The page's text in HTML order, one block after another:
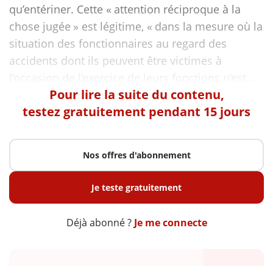
qu’entériner. Cette « attention réciproque à la
chose jugée » est légitime, « dans la mesure où la
situation des fonctionnaires au regard des
accidents dont ils peuvent être victimes à
Pour lire la suite du contenu,
testez gratuitement pendant 15 jours
Nos offres d'abonnement
Je teste gratuitement
Déjà abonné ? Je me connecte